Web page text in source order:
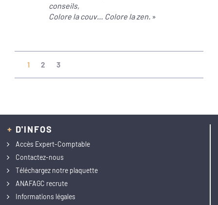
conseils,
Colore la couv… Colore la zen.»
1(current)
2 3
+ D'INFOS
Accès Expert-Comptable
Contactez-nous
Téléchargez notre plaquette
ANAFAGC recrute
Informations légales